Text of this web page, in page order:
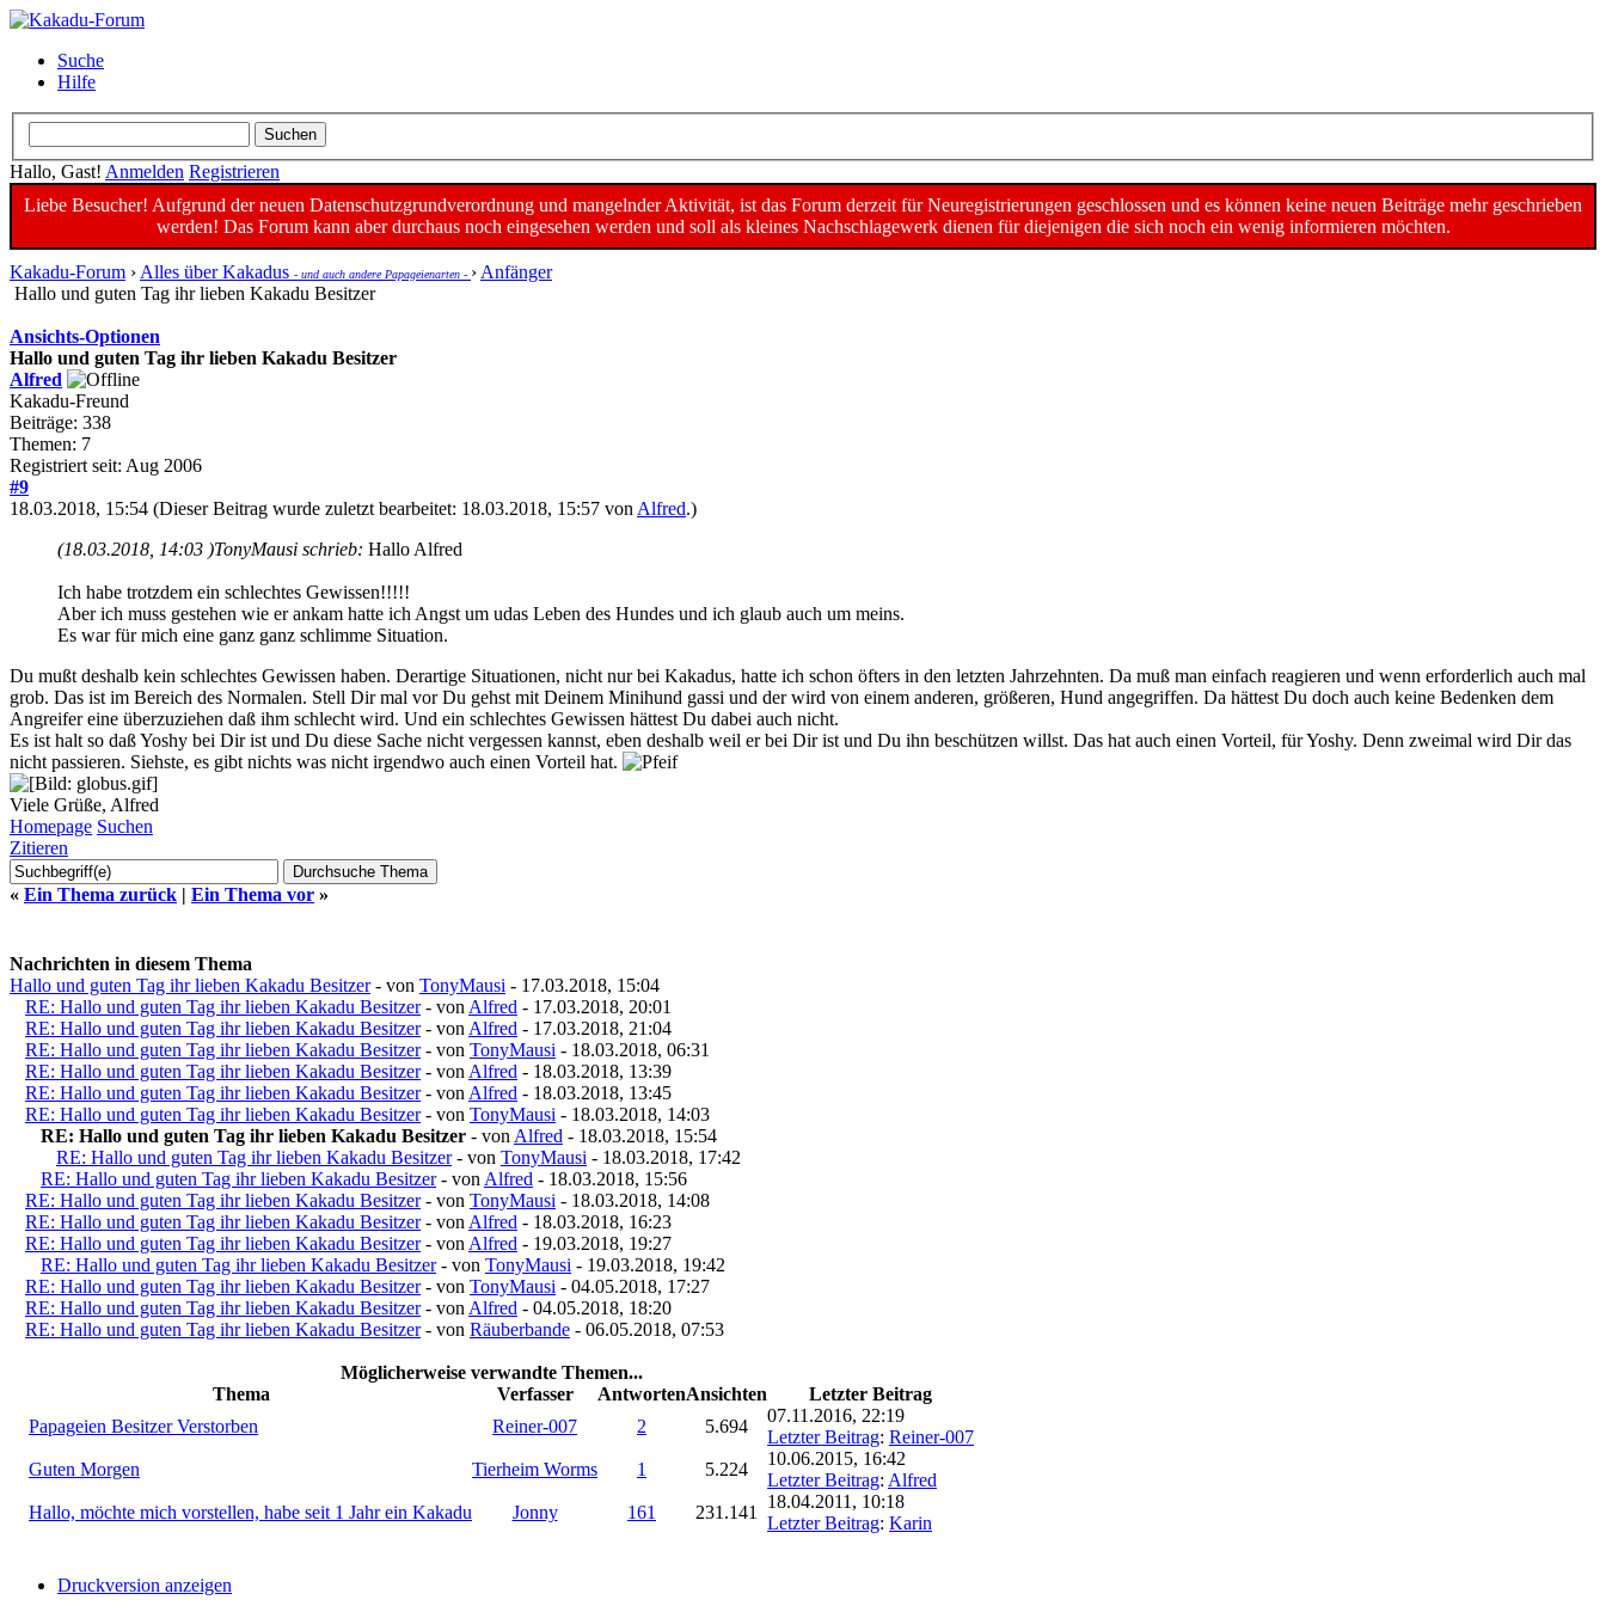
Suche
Hilfe
Hallo, Gast! Anmelden Registrieren
Liebe Besucher! Aufgrund der neuen Datenschutzgrundverordnung und mangelnder Aktivität, ist das Forum derzeit für Neuregistrierungen geschlossen und es können keine neuen Beiträge mehr geschrieben
werden! Das Forum kann aber durchaus noch eingesehen werden und soll als kleines Nachschlagewerk dienen für diejenigen die sich noch ein wenig informieren möchten.
Kakadu-Forum › Alles über Kakadus - und auch andere Papageienarten - › Anfänger
Hallo und guten Tag ihr lieben Kakadu Besitzer
Ansichts-Optionen
Hallo und guten Tag ihr lieben Kakadu Besitzer
Alfred
Kakadu-Freund
Beiträge: 338
Themen: 7
Registriert seit: Aug 2006
#9
18.03.2018, 15:54 (Dieser Beitrag wurde zuletzt bearbeitet: 18.03.2018, 15:57 von Alfred.)
(18.03.2018, 14:03 )TonyMausi schrieb: Hallo Alfred
Ich habe trotzdem ein schlechtes Gewissen!!!!!
Aber ich muss gestehen wie er ankam hatte ich Angst um udas Leben des Hundes und ich glaub auch um meins.
Es war für mich eine ganz ganz schlimme Situation.
Du mußt deshalb kein schlechtes Gewissen haben. Derartige Situationen, nicht nur bei Kakadus, hatte ich schon öfters in den letzten Jahrzehnten. Da muß man einfach reagieren und wenn erforderlich auch mal
grob. Das ist im Bereich des Normalen. Stell Dir mal vor Du gehst mit Deinem Minihund gassi und der wird von einem anderen, größeren, Hund angegriffen. Da hättest Du doch auch keine Bedenken dem
Angreifer eine überzuziehen daß ihm schlecht wird. Und ein schlechtes Gewissen hättest Du dabei auch nicht.
Es ist halt so daß Yoshy bei Dir ist und Du diese Sache nicht vergessen kannst, eben deshalb weil er bei Dir ist und Du ihn beschützen willst. Das hat auch einen Vorteil, für Yoshy. Denn zweimal wird Dir das
nicht passieren. Siehste, es gibt nichts was nicht irgendwo auch einen Vorteil hat.
Viele Grüße, Alfred
Homepage Suchen
Zitieren
« Ein Thema zurück | Ein Thema vor »
Nachrichten in diesem Thema
Hallo und guten Tag ihr lieben Kakadu Besitzer - von TonyMausi - 17.03.2018, 15:04
RE: Hallo und guten Tag ihr lieben Kakadu Besitzer - von Alfred - 17.03.2018, 20:01
RE: Hallo und guten Tag ihr lieben Kakadu Besitzer - von Alfred - 17.03.2018, 21:04
RE: Hallo und guten Tag ihr lieben Kakadu Besitzer - von TonyMausi - 18.03.2018, 06:31
RE: Hallo und guten Tag ihr lieben Kakadu Besitzer - von Alfred - 18.03.2018, 13:39
RE: Hallo und guten Tag ihr lieben Kakadu Besitzer - von Alfred - 18.03.2018, 13:45
RE: Hallo und guten Tag ihr lieben Kakadu Besitzer - von TonyMausi - 18.03.2018, 14:03
RE: Hallo und guten Tag ihr lieben Kakadu Besitzer - von Alfred - 18.03.2018, 15:54
RE: Hallo und guten Tag ihr lieben Kakadu Besitzer - von TonyMausi - 18.03.2018, 17:42
RE: Hallo und guten Tag ihr lieben Kakadu Besitzer - von Alfred - 18.03.2018, 15:56
RE: Hallo und guten Tag ihr lieben Kakadu Besitzer - von TonyMausi - 18.03.2018, 14:08
RE: Hallo und guten Tag ihr lieben Kakadu Besitzer - von Alfred - 18.03.2018, 16:23
RE: Hallo und guten Tag ihr lieben Kakadu Besitzer - von Alfred - 19.03.2018, 19:27
RE: Hallo und guten Tag ihr lieben Kakadu Besitzer - von TonyMausi - 19.03.2018, 19:42
RE: Hallo und guten Tag ihr lieben Kakadu Besitzer - von TonyMausi - 04.05.2018, 17:27
RE: Hallo und guten Tag ihr lieben Kakadu Besitzer - von Alfred - 04.05.2018, 18:20
RE: Hallo und guten Tag ihr lieben Kakadu Besitzer - von Räuberbande - 06.05.2018, 07:53
Möglicherweise verwandte Themen...
Thema
Verfasser AntwortenAnsichten
Letzter Beitrag
Papageien Besitzer Verstorben
Reiner-007 2 5.694
07.11.2016, 22:19
Letzter Beitrag: Reiner-007
Guten Morgen
Tierheim Worms 1 5.224
10.06.2015, 16:42
Letzter Beitrag: Alfred
Hallo, möchte mich vorstellen, habe seit 1 Jahr ein Kakadu
Jonny 161 231.141
18.04.2011, 10:18
Letzter Beitrag: Karin
Druckversion anzeigen